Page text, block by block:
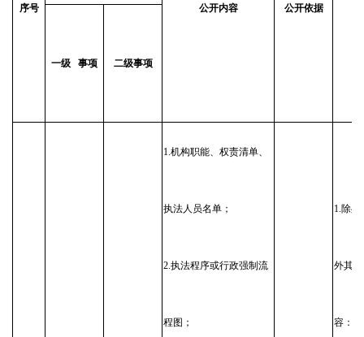
序号 公开内容 公开依据
一级 事项 二级事项
1.机构职能、权责清单、
执法人员名单；
2.执法程序或行政强制流
程图；
1.除处
外其
容：